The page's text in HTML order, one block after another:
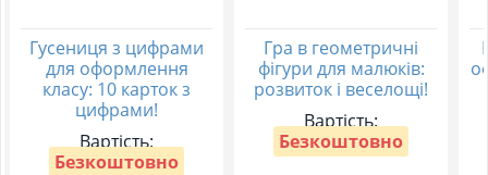
Гусениця з цифрами
для оформлення
класу: 10 карток з
цифрами!
Вартість:
Безкоштовно
Гра в геометричні
фігури для малюків:
розвиток і веселощі!
Вартість:
Безкоштовно